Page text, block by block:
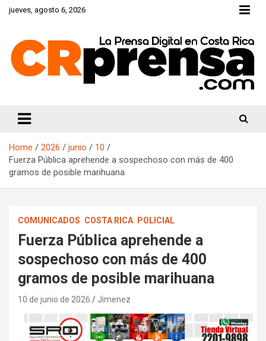
Skipjueves, agosto 6, 2026
Home 2026 junio
10
Fuerza Pública aprehende a sospechoso con más de 400
gramos de posible marihuana
COMUNICADOS COSTA RICA POLICIAL
Fuerza Pública aprehende a
sospechoso con más de 400
gramos de posible marihuana
10 de junio de 2026 Jimenez